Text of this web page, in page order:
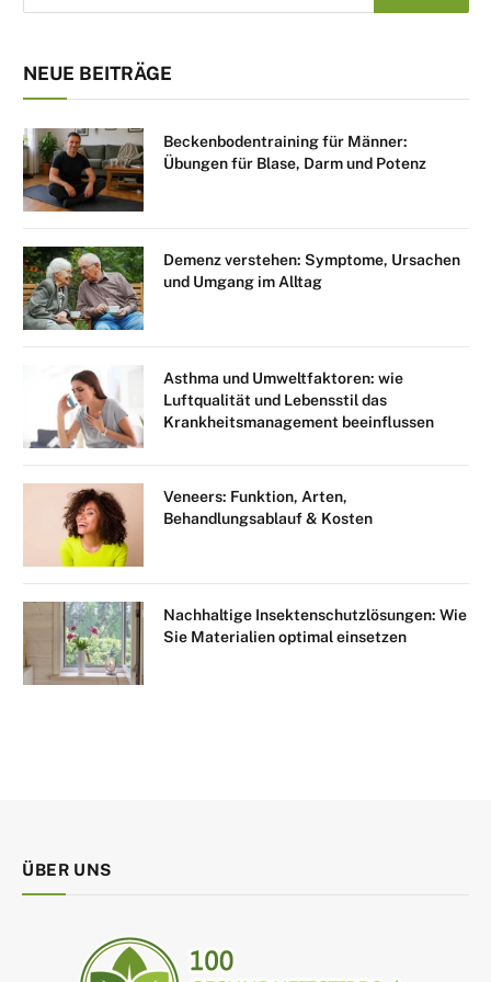
NEUE BEITRÄGE
Beckenbodentraining für Männer:
Übungen für Blase, Darm und Potenz
Demenz verstehen: Symptome, Ursachen
und Umgang im Alltag
Asthma und Umweltfaktoren: wie
Luftqualität und Lebensstil das
Krankheitsmanagement beeinflussen
Veneers: Funktion, Arten,
Behandlungsablauf & Kosten
Nachhaltige Insektenschutzlösungen: Wie
Sie Materialien optimal einsetzen
ÜBER UNS